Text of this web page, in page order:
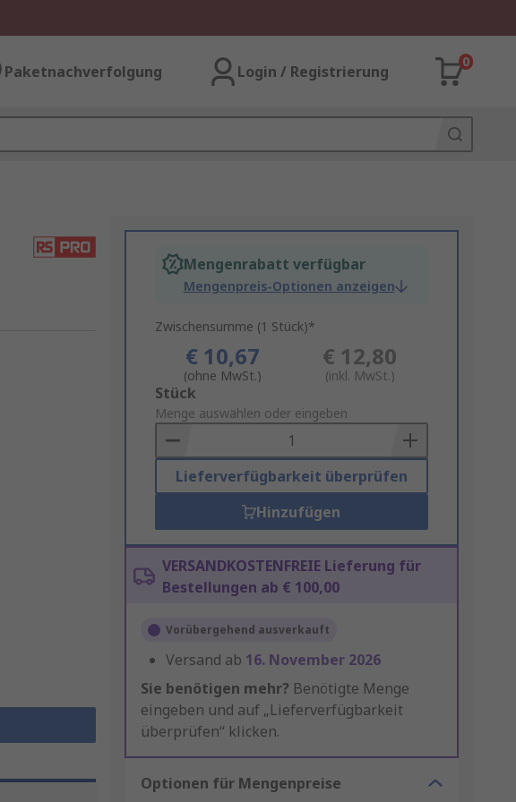
Paketnachverfolgung Login / Registrierung
0
Mengenrabatt verfügbar
Mengenpreis-Optionen anzeigen
Zwischensumme (1 Stück)*
€ 10,67
(ohne MwSt.)
€ 12,80
(inkl. MwSt.)
Add
to
Basket
Stück
Menge auswählen oder eingeben
Lieferverfügbarkeit überprüfen
Hinzufügen
VERSANDKOSTENFREIE Lieferung für
Bestellungen ab € 100,00
Vorübergehend ausverkauft
Versand ab 16. November 2026
Sie benötigen mehr? Benötigte Menge
eingeben und auf „Lieferverfügbarkeit
überprüfen“ klicken.
Optionen für Mengenpreise